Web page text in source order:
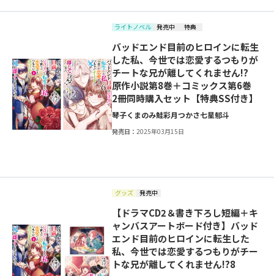
ライトノベル 発売中 特典
バッドエンド目前のヒロインに転生
した私、今世では恋愛するつもりが
チートな兄が離してくれません!?
原作小説第8巻＋コミックス第6巻
2冊同時購入セット【特典SS付き】
琴子くまのみ鮭彩月つかさ七星郁斗
発売日：2025年03月15日
グッズ 発売中
【ドラマCD2＆書き下ろし短編＋キ
ャンバスアートボード付き】バッド
エンド目前のヒロインに転生した
私、今世では恋愛するつもりがチー
トな兄が離してくれません!?8